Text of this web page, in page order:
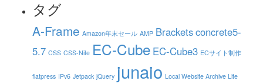
タグ
A-Frame Amazon年末セール AMP Bracketsconcrete5-
5.7 CSS CSS-Nite EC-Cube EC-Cube3 ECサイト制作
flatpress IPv6 Jetpack jQuery junaio Local Website Archive Lite